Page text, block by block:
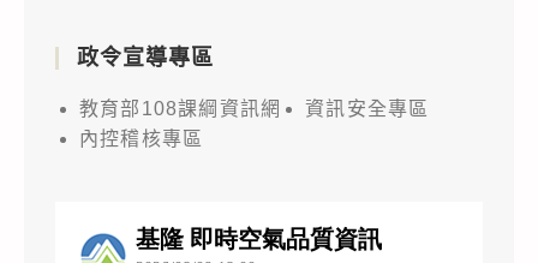
政令宣導專區
教育部108課綱資訊網
資訊安全專區
內控稽核專區